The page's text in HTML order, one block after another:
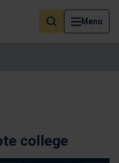
Menu
beschikbaar zijn,
college